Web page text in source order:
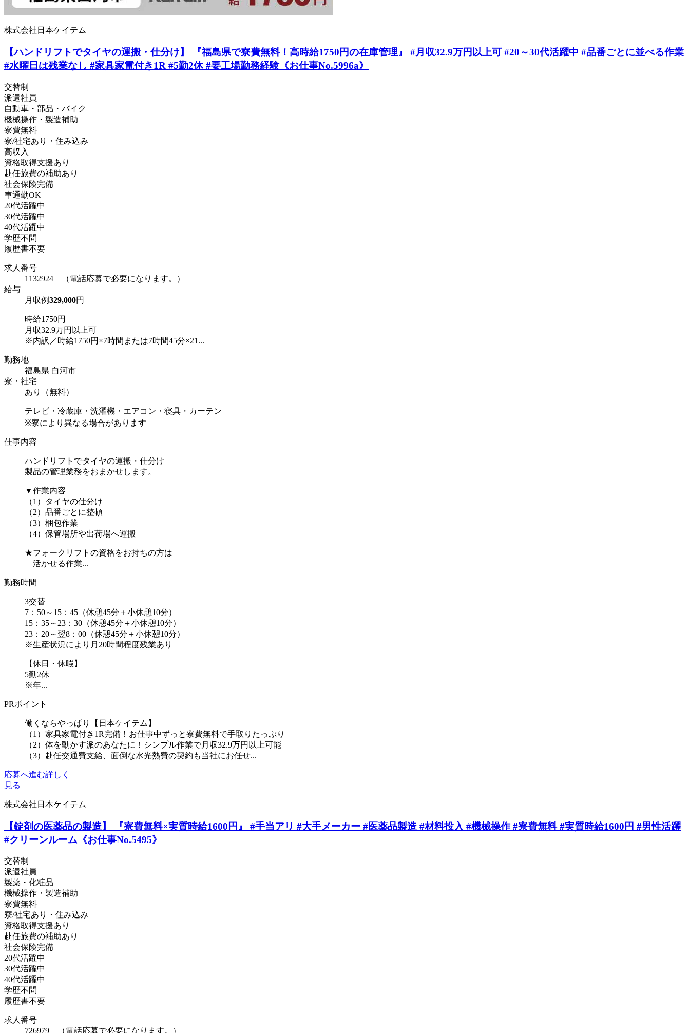
株式会社日本ケイテム
【ハンドリフトでタイヤの運搬・仕分け】 『福島県で寮費無料！高時給1750円の在庫管理』 #月収32.9万円以上可 #20～30代活躍中 #品番ごとに並べる作業
#水曜日は残業なし #家具家電付き1R #5勤2休 #要工場勤務経験《お仕事No.5996a》
交替制
派遣社員
自動車・部品・バイク
機械操作・製造補助
寮費無料
寮/社宅あり・住み込み
高収入
資格取得支援あり
赴任旅費の補助あり
社会保険完備
車通勤OK
20代活躍中
30代活躍中
40代活躍中
学歴不問
履歴書不要
求人番号
1132924 （電話応募で必要になります。）
給与
月収例329,000円
時給1750円
月収32.9万円以上可
※内訳／時給1750円×7時間または7時間45分×21...
勤務地
福島県 白河市
寮・社宅
あり（無料）
テレビ・冷蔵庫・洗濯機・エアコン・寝具・カーテン
※寮により異なる場合があります
仕事内容
ハンドリフトでタイヤの運搬・仕分け
製品の管理業務をおまかせします。
▼作業内容
（1）タイヤの仕分け
（2）品番ごとに整頓
（3）梱包作業
（4）保管場所や出荷場へ運搬
★フォークリフトの資格をお持ちの方は
活かせる作業...
勤務時間
3交替
7：50～15：45（休憩45分＋小休憩10分）
15：35～23：30（休憩45分＋小休憩10分）
23：20～翌8：00（休憩45分＋小休憩10分）
※生産状況により月20時間程度残業あり
【休日・休暇】
5勤2休
※年...
PRポイント
働くならやっぱり【日本ケイテム】
（1）家具家電付き1R完備！お仕事中ずっと寮費無料で手取りたっぷり
（2）体を動かす派のあなたに！シンプル作業で月収32.9万円以上可能
（3）赴任交通費支給、面倒な水光熱費の契約も当社にお任せ...
応募へ進む詳しく
見る
株式会社日本ケイテム
【錠剤の医薬品の製造】 『寮費無料×実質時給1600円』 #手当アリ #大手メーカー #医薬品製造 #材料投入 #機械操作 #寮費無料 #実質時給1600円 #男性活躍
#クリーンルーム《お仕事No.5495》
交替制
派遣社員
製薬・化粧品
機械操作・製造補助
寮費無料
寮/社宅あり・住み込み
資格取得支援あり
赴任旅費の補助あり
社会保険完備
20代活躍中
30代活躍中
40代活躍中
学歴不問
履歴書不要
求人番号
726979 （電話応募で必要になります。）